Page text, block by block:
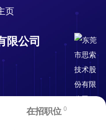
页
限公司
在招职位 0